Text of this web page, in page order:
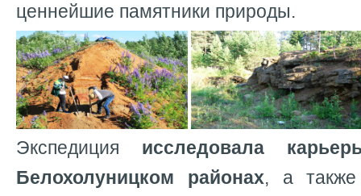
ценнейшие памятники природы.
Экспедиция исследовала
Белохолуницком районах, а также